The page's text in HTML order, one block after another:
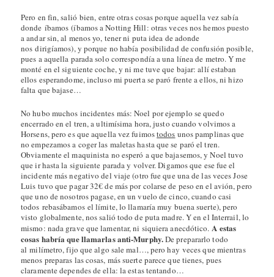
Pero en fin, salió bien, entre otras cosas porque aquella vez sabía
donde íbamos (íbamos a Notting Hill: otras veces nos hemos puesto
a andar sin, al menos yo, tener ni puta idea de adonde
nos dirigíamos), y porque no había posibilidad de confusión posible,
pues a aquella parada solo correspondía a una línea de metro. Y me
monté en el siguiente coche, y ni me tuve que bajar: allí estaban
ellos esperandome, incluso mi puerta se paró frente a ellos, ni hizo
falta que bajase…
No hubo muchos incidentes más: Noel por ejemplo se quedo
encerrado en el tren, a ultimísima hora, justo cuando volvimos a
Horsens, pero es que aquella vez fuimostodos unos pamplinas que
no empezamos a coger las maletas hasta que se paró el tren.
Obviamente el maquinista no esperó a que bajasemos, y Noel tuvo
que ir hasta la siguiente parada y volver. Digamos que ese fue el
incidente más negativo del viaje (otro fue que una de las veces Jose
Luis tuvo que pagar 32€ de más por colarse de peso en el avión, pero
que uno de nosotros pagase, en un vuelo de cinco, cuando casi
todos rebasábamos el límite, lo llamaría muy buena suerte), pero
visto globalmente, nos salió todo de puta madre. Y en el Interrail, lo
mismo: nada grave que lamentar, ni siquiera anecdótico. A estas
cosas habría que llamarlas anti-Murphy.De prepararlo todo
al milímetro, fijo que algo sale mal…, pero hay veces que mientras
menos preparas las cosas, más suerte parece que tienes, pues
claramente dependes de ella: la estas tentando…